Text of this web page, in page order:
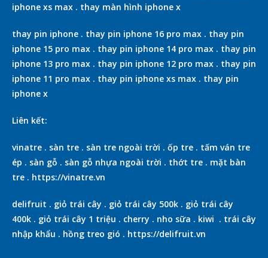
iphone xs max . thay màn hình iphone x
thay pin iphone . thay pin iphone 16 pro max . thay pin
iphone 15 pro max . thay pin iphone 14 pro max . thay pin
iphone 13 pro max . thay pin iphone 12 pro max . thay pin
iphone 11 pro max . thay pin iphone xs max . thay pin
iphone x
Liên kết:
vinatre . sàn tre . sàn tre ngoài trời . ốp tre . tấm ván tre
ép . sàn gỗ . sàn gỗ nhựa ngoài trời . thớt tre . mặt bàn
tre . https://vinatre.vn
delifruit . giỏ trái cây . giỏ trái cây 500k . giỏ trái cây
400k . giỏ trái cây 1 triệu . cherry . nho sữa . kiwi . trái cây
nhập khẩu . hồng treo gió . https://delifruit.vn